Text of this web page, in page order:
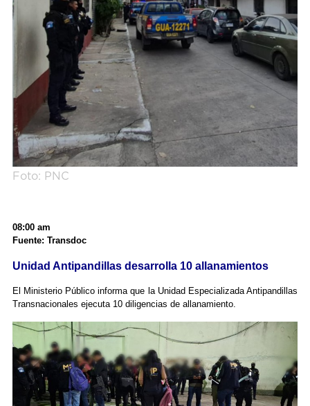
Foto: PNC
08:00 am
Fuente: Transdoc
Unidad Antipandillas desarrolla 10 allanamientos
El Ministerio Público informa que la Unidad Especializada Antipandillas
Transnacionales ejecuta 10 diligencias de allanamiento.